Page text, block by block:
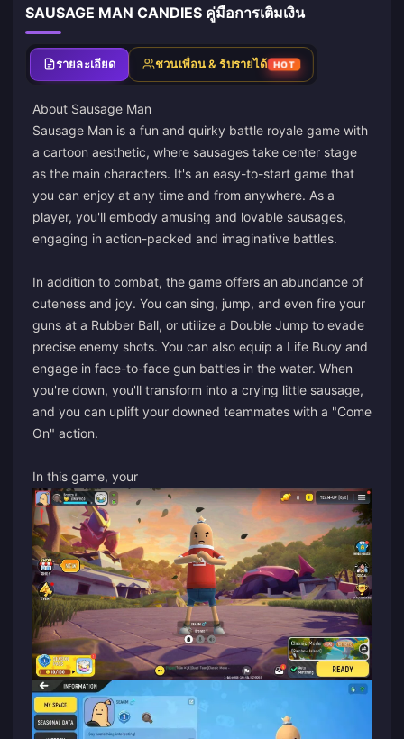
SAUSAGE MAN CANDIES คู่มือการเติมเงิน
รายละเอียด ชวนเพื่อน & รับรายได้ HOT
About Sausage Man
Sausage Man is a fun and quirky battle royale game with
a cartoon aesthetic, where sausages take center stage
as the main characters. It's an easy-to-start game that
you can enjoy at any time and from anywhere. As a
player, you'll embody amusing and lovable sausages,
engaging in action-packed and imaginative battles.
In addition to combat, the game offers an abundance of
cuteness and joy. You can sing, jump, and even fire your
guns at a Rubber Ball, or utilize a Double Jump to evade
precise enemy shots. You can also equip a Life Buoy and
engage in face-to-face gun battles in the water. When
you're down, you'll transform into a crying little sausage,
and you can uplift your downed teammates with a "Come
On" action.
In this game, your